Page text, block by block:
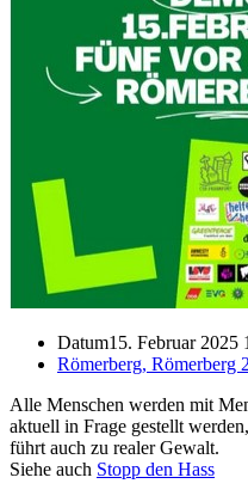
Datum15. Februar 2025
Römerberg, Römerberg
Alle Menschen werden mit
aktuell in Frage gestellt
führt auch zu realer Gewalt.
Siehe auch Stopp den Hass